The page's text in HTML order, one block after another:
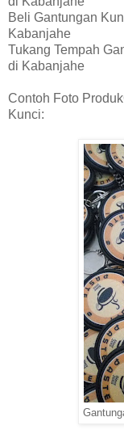
Beli Gantungan
Kabanjahe
Tukang Tempah
di Kabanjahe
Contoh Foto
Kunci: